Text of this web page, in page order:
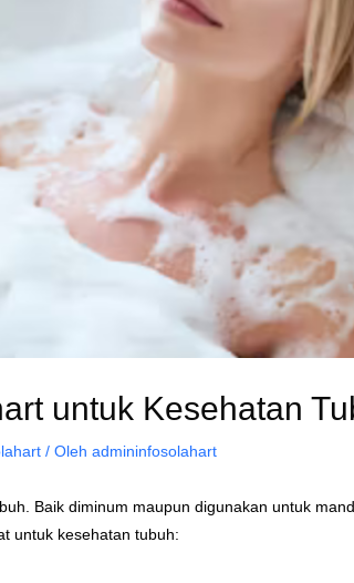
untuk Kesehatan
/ Olehadmininfosolahart
Baik diminum maupun digunakan untuk
untuk kesehatan tubuh: